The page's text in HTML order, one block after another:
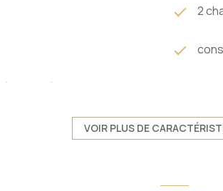
2
(équipée)
VOIR PLUS DE